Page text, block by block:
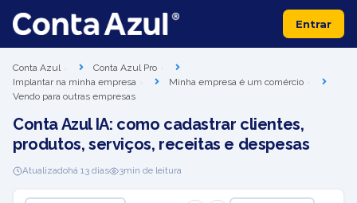
Entrar
Conta Azul
Conta Azul Pro
Implantar na minha empresa
Minha empresa é um comércio
Vendo para outras empresas
Conta Azul IA: como cadastrar clientes,
produtos, serviços, receitas e despesas
Atualizadohá 13 dias 3min de leitura